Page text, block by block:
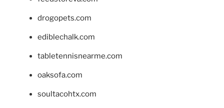
drogopets.com
ediblechalk.com
tabletennisnearme.com
oaksofa.com
soultacohtx.com